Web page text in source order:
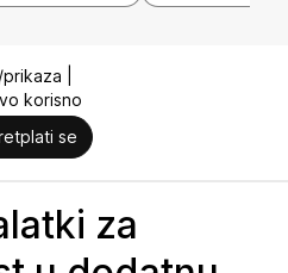
|
korisno
se
za